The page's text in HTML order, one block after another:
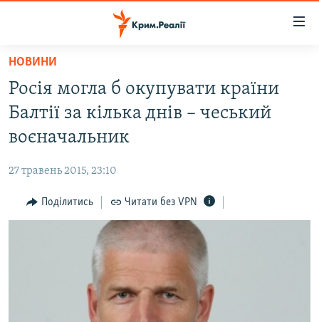
Перейти
основного
матеріалу
до
основної
навігації
Перейти
до
БЛОГИ
ПОГЛЯД
СПЕЦПРОЕКТИ
ЯК ОБІЙТИ БЛОКУВАННЯ
НОВИНИ
Росія могла б окупувати країни
Балтії за кілька днів – чеський
воєначальник
27 травень 2015, 23:10
Поділитись Читати без VPN